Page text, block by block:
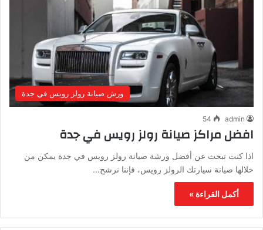
ورش صيانة رولز رويس في جدة
admin
54
افضل مراكز صيانة رولز رويس في جدة
اذا كنت تبحث عن أفضل ورشة صيانة رولز رويس في جدة يمكن من
خلالها صيانة سيارتك الرولز رويس، فإننا نرشح…
أكمل القراءة »